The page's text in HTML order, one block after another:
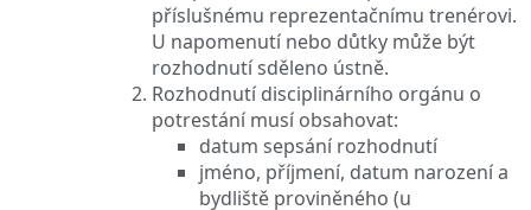
příslušnému reprezentačnímu trenérovi.
U napomenutí nebo důtky může být
rozhodnutí sděleno ústně.
Rozhodnutí disciplinárního orgánu o
potrestání musí obsahovat:
datum sepsání rozhodnutí
jméno, příjmení, datum narození a
bydliště proviněného (u